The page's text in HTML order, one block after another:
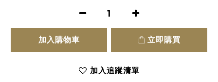
加入購物車 立即購買
加入追蹤清單